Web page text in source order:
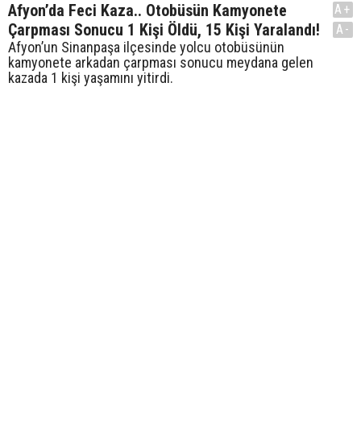
Afyon’da Feci Kaza.. Otobüsün Kamyonete
Çarpması Sonucu 1 Kişi Öldü, 15 Kişi Yaralandı!
Afyon’un Sinanpaşa ilçesinde yolcu otobüsünün
kamyonete arkadan çarpması sonucu meydana gelen
kazada 1 kişi yaşamını yitirdi.
A+
A-